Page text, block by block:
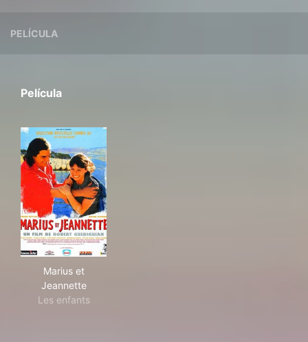
PELÍCULA
Película
Marius et
Jeannette
Les enfants